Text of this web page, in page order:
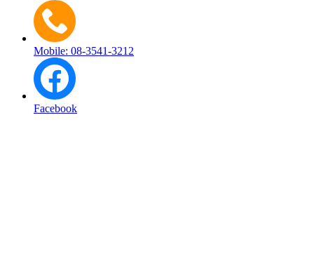
Mobile: 08-3541-3212
Facebook